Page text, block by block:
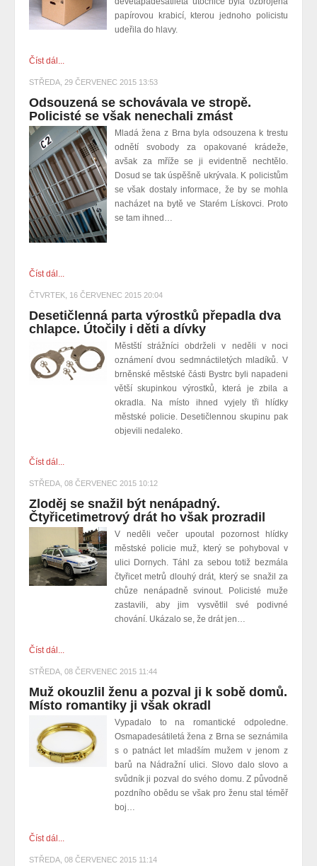
papírovou krabicí, kterou jednoho policistu
udeřila do hlavy.
Číst dál...
STŘEDA, 29 ČERVENEC 2015 13:53
Odsouzená se schovávala ve stropě.
Policisté se však nenechali zmást
Mladá žena z Brna byla odsouzena k trestu
odnětí svobody za opakované krádeže,
avšak za mříže se ji evidentně nechtělo.
Dosud se tak úspěšně ukrývala. K policistům
se však dostaly informace, že by se mohla
nacházet na bytě ve Starém Lískovci. Proto
se tam ihned…
Číst dál...
ČTVRTEK, 16 ČERVENEC 2015 20:04
Desetičlenná parta výrostků přepadla dva
chlapce. Útočily i děti a dívky
Městští strážníci obdrželi v neděli v noci
oznámení dvou sedmnáctiletých mladíků. V
brněnské městské části Bystrc byli napadeni
větší skupinkou výrostků, která je zbila a
okradla. Na místo ihned vyjely tři hlídky
městské policie. Desetičlennou skupinu pak
objevili nedaleko.
Číst dál...
STŘEDA, 08 ČERVENEC 2015 10:12
Zloděj se snažil být nenápadný.
Čtyřicetimetrový drát ho však prozradil
V neděli večer upoutal pozornost hlídky
městské policie muž, který se pohyboval v
ulici Dornych. Táhl za sebou totiž bezmála
čtyřicet metrů dlouhý drát, který se snažil za
chůze nenápadně svinout. Policisté muže
zastavili, aby jim vysvětlil své podivné
chování. Ukázalo se, že drát jen…
Číst dál...
STŘEDA, 08 ČERVENEC 2015 11:44
Muž okouzlil ženu a pozval ji k sobě domů.
Místo romantiky ji však okradl
Vypadalo to na romantické odpoledne.
Osmapadesátiletá žena z Brna se seznámila
s o patnáct let mladším mužem v jenom z
barů na Nádražní ulici. Slovo dalo slovo a
svůdník ji pozval do svého domu. Z původně
pozdního obědu se však pro ženu stal téměř
boj…
Číst dál...
STŘEDA, 08 ČERVENEC 2015 11:14